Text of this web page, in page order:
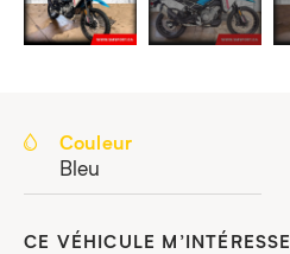
Couleur
Bleu
CE VÉHICULE M’INTÉRESSE